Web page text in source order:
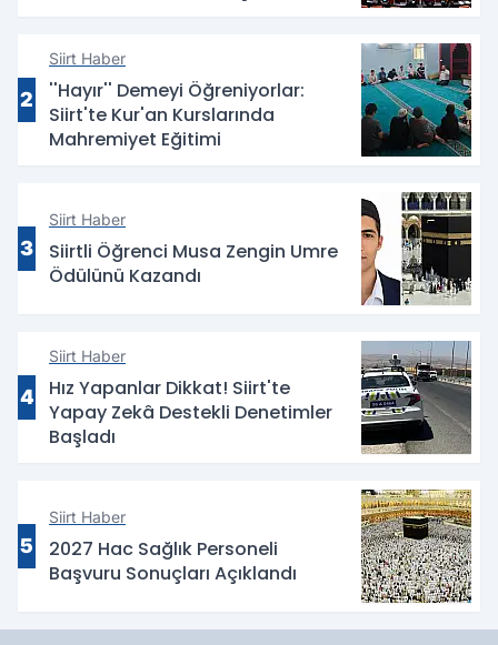
2
Siirt Haber
''Hayır'' Demeyi Öğreniyorlar:
Siirt'te Kur'an Kurslarında
Mahremiyet Eğitimi
3
Siirt Haber
Siirtli Öğrenci Musa Zengin Umre
Ödülünü Kazandı
4
Siirt Haber
Hız Yapanlar Dikkat! Siirt'te
Yapay Zekâ Destekli Denetimler
Başladı
5
Siirt Haber
2027 Hac Sağlık Personeli
Başvuru Sonuçları Açıklandı